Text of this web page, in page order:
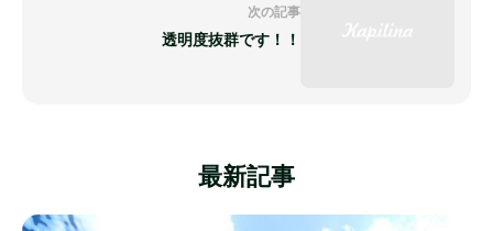
次の記事
透明度抜群です！！
最新記事